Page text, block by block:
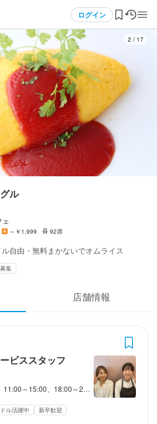
ログイン
ン・無料会員登録
3 / 17
ル
～￥1,999 92席
自由・無料まかないでオムライス
集
店舗情報
ビススタッフ
能です！】 ◆主婦（夫）さん 8:00～14:00 9:00～14:00 11:00～14:00 11:00～15:00 など ◆学校終わりに働く学生さん 18:00～22:00 17:00～22:00 など 他にも「こんな働き方はできますか？」などあれば お気軽にご相談ください！ ※美味しいまかない付き(食費がうきますよ)
ル活躍中
新卒歓迎
ビススタッフ
応募画面へ進む
ビススタッフ
円
応募画面へ進む
フ
応募画面へ進む